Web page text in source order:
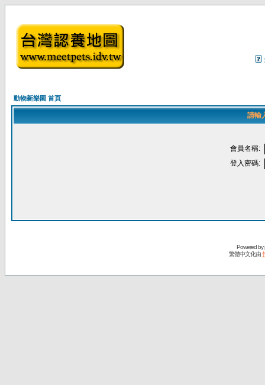
動物新樂園 首頁
請輸
會員名稱:
登入密碼:
Powered by
繁體中文化由